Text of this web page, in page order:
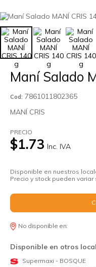
Maní Salado
Cod: 7861011802365
MANÍ CRIS
PRECIO
$1.73 Inc. IVA
Disponible en nuestros
Precio y stock pueden
No disponible en:
Disponible en otros
Supermaxi - BOSQUE